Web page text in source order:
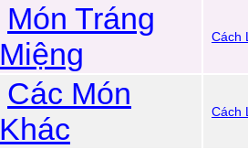
Món Tráng
Miệng
Cách
Các Món
Khác
Cách